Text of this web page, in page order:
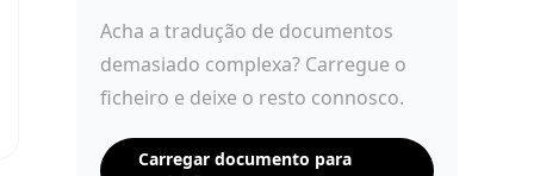
Acha a tradução de documentos
demasiado complexa? Carregue o
ficheiro e deixe o resto connosco.
Carregar documento para